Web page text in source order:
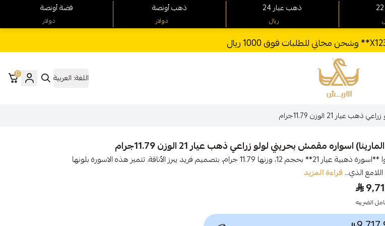
الأربش للذهب اللغة: العربية 0
21 الوزن 11.79جرام
اسواره مقمش بحريني لولو زراعي ذهب عيار 21 الوزن 11.79جرام
اكتشفوا **اسورة ذهبية عيار 21** بحجم 12، وزنها 11.79 جرام، بتصميم فريد يبرز الأناقة. تتميز هذه الاسورة بلونها
الذي...قراءة المزيد
الضريبه
فضة أونصة
دولار
ذهب أونصة
دولار
24 ذهب عيار
ريال